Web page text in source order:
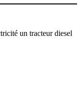
un tracteur diesel